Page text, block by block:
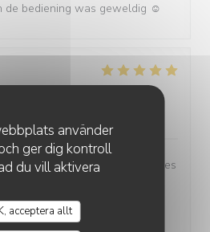
använder
ger dig kontroll
du vill aktivera
acceptera allt
de bediening was geweldig ☺️
des mélanges, subtilité des
du GRAND art, en toute
rêver meilleur moment.